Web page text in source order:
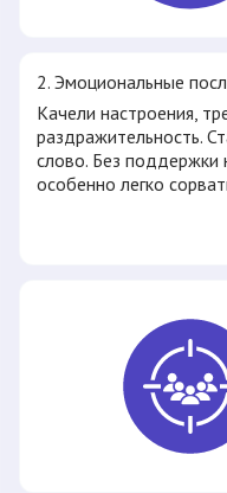
2. Эмоциональные
Качели настроения,
раздражительность.
слово. Без поддержки
особенно легко